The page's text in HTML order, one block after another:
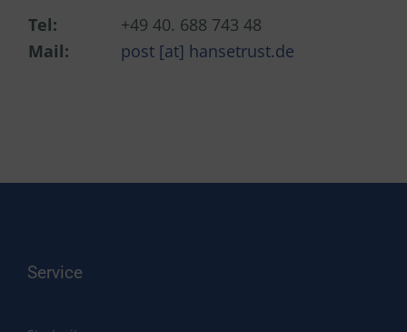
Tel:
+49 40. 688 743 48
Mail:
post [at] hansetrust.de
Service